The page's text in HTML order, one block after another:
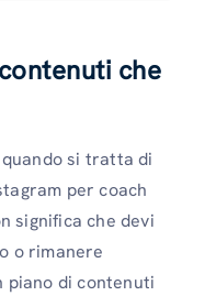
che
si tratta di
per coach
significa che devi
o rimanere
piano di contenuti